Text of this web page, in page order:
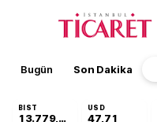
Bugün Son Dakika
BIST
13.779,39
USD
47,71